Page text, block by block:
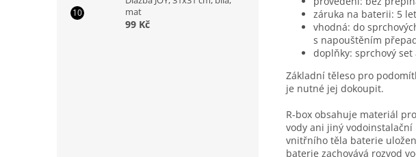
mat
99 Kč
záruka na baterii: 5 let
vhodná: do
s napouštěním
doplňky: sprchový
Základní těleso pro
je nutné jej dokoupit.
R-box obsahuje materiál
vody ani jiný
vnitřního těla baterie
baterie zachovává rozvod